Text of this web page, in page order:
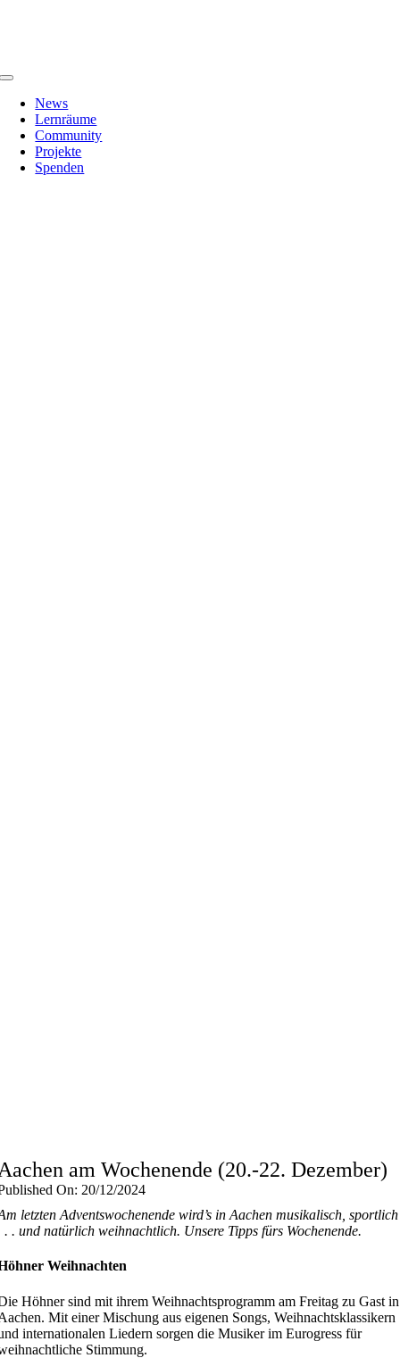
Toggle
Navigation
News
Lernräume
Community
Projekte
Spenden
am Wochenende (20.-22. Dezember)
On: 20/12/2024
letzten Adventswochenende wird’s in Aachen musikalisch, sportlich
. . und natürlich weihnachtlich. Unsere Tipps fürs Wochenende.
Weihnachten
Höhner sind mit ihrem Weihnachtsprogramm am Freitag zu Gast in
Mit einer Mischung aus eigenen Songs, Weihnachtsklassikern
internationalen Liedern sorgen die Musiker im Eurogress für
Stimmung.